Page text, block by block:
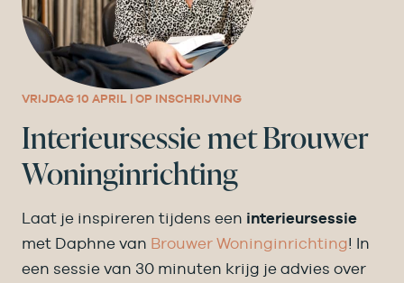
VRIJDAG 10 APRIL | OP INSCHRIJVING
Interieursessie met Brouwer
Woninginrichting
Laat je inspireren tijdens een interieursessie
met Daphne van Brouwer Woninginrichting! In
een sessie van 30 minuten krijg je advies over